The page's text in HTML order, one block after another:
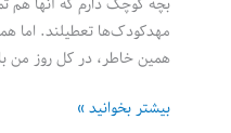
مهدکودک‌ها تعطیلند. اما
همین خاطر، در کل روز من
مشکلات
بیشتر بخوانید »